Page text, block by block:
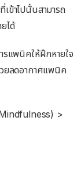
เข้าไปนั้นสามารถ
ได้
แพนิคให้ฝึกหายใจ
ยลดอากาศแพนิค
(Mindfulness) >